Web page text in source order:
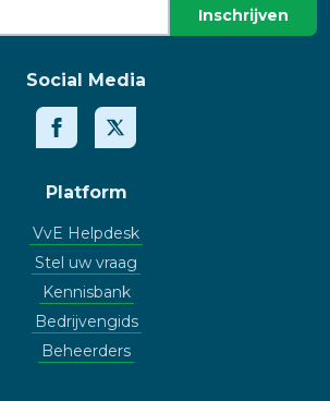
Social Media
Platform
VvE Helpdesk
Stel uw vraag
Kennisbank
Bedrijvengids
Beheerders